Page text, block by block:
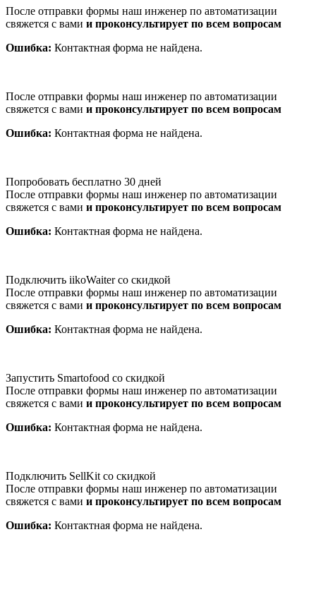
После отправки формы наш инженер по автоматизации
свяжется с вами и проконсультирует по всем вопросам
Ошибка: Контактная форма не найдена.
После отправки формы наш инженер по автоматизации
свяжется с вами и проконсультирует по всем вопросам
Ошибка: Контактная форма не найдена.
Попробовать бесплатно 30 дней
После отправки формы наш инженер по автоматизации
свяжется с вами и проконсультирует по всем вопросам
Ошибка: Контактная форма не найдена.
Подключить iikoWaiter со скидкой
После отправки формы наш инженер по автоматизации
свяжется с вами и проконсультирует по всем вопросам
Ошибка: Контактная форма не найдена.
Запустить Smartofood со скидкой
После отправки формы наш инженер по автоматизации
свяжется с вами и проконсультирует по всем вопросам
Ошибка: Контактная форма не найдена.
Подключить SellKit со скидкой
После отправки формы наш инженер по автоматизации
свяжется с вами и проконсультирует по всем вопросам
Ошибка: Контактная форма не найдена.